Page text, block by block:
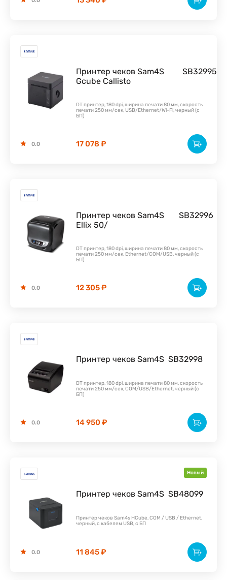
Принтер чеков Sam4S
Gcube Callisto
SB32995
DT принтер, 180 dpi, ширина печати 80 мм, скорость
печати 250 мм/сек, USB/Ethernet/Wi-Fi, черный (с
БП)
17 078 ₽
0.0
Принтер чеков Sam4S
Ellix 50/
SB32996
DT принтер, 180 dpi, ширина печати 80 мм, скорость
печати 250 мм/сек, Ethernet/COM/USB, черный (с
БП)
12 305 ₽
0.0
Принтер чеков Sam4S SB32998
DT принтер, 180 dpi, ширина печати 80 мм, скорость
печати 250 мм/сек, COM/USB/Ethernet, черный (с
БП)
14 950 ₽
0.0
Принтер чеков Sam4S SB48099
Принтер чеков Sam4s HCube, COM / USB / Ethernet,
черный, с кабелем USB, с БП
11 845 ₽
Новый
0.0